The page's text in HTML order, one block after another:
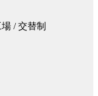
/ 交替制